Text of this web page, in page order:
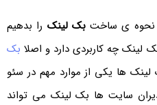
نحوه ی ساخت بک لینکرا بدهیم
لینک چه کاربردی دارد و اصلابک
ها یکی از موارد مهم در سئو
سایت ها بک لینک می تواند